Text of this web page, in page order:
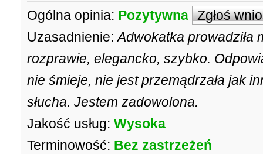
Ogólna opinia: Pozytywna Zgłoś
Uzasadnienie: Adwokatka prowadziła
rozprawie, elegancko, szybko.
nie śmieje, nie jest przemądrzała jak
słucha. Jestem zadowolona.
Jakość usług: Wysoka
Terminowość: Bez zastrzeżeń